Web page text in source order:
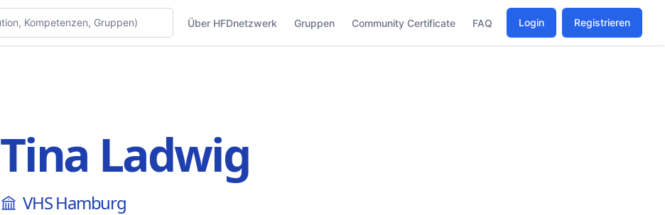
Über HFDnetzwerk Gruppen Community Certificate FAQ Login Registrieren
Tina Ladwig
VHS Hamburg